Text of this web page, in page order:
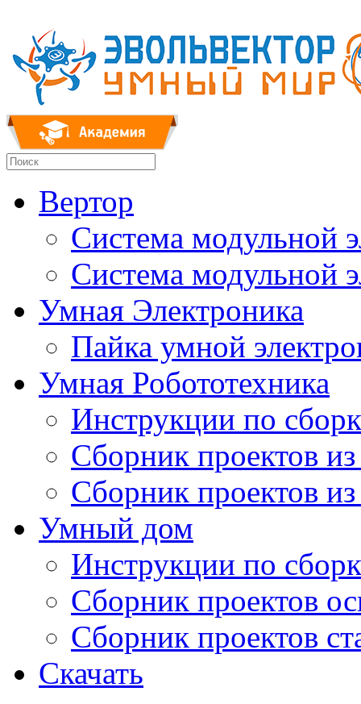
Вертор
Система модульной
Система модульной
Умная Электроника
Пайка умной
Умная Робототехника
Инструкции по
Сборник проектов
Сборник проектов
Умный дом
Инструкции по
Сборник проектов
Сборник проектов
Скачать